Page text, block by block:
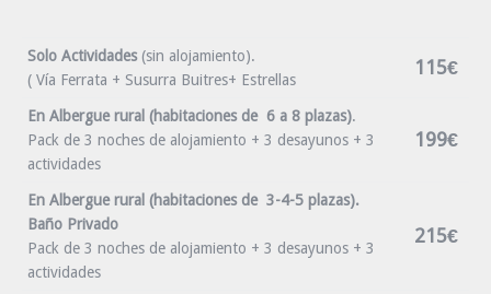
Solo Actividades(sin alojamiento).
( Vía Ferrata + Susurra Buitres+ Estrellas
115€
En Albergue rural (habitaciones de 6 a 8 plazas).
Pack de 3 noches de alojamiento + 3 desayunos + 3
actividades
199€
En Albergue rural (habitaciones de 3-4-5 plazas).
Baño Privado
Pack de 3 noches de alojamiento + 3 desayunos + 3
actividades
215€